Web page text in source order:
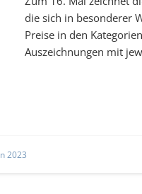
die sich in besonderer
Preise in den
Auszeichnungen mit
2023